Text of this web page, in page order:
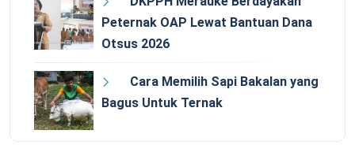
Peternak OAP Lewat Bantuan Dana
Otsus 2026
Cara Memilih Sapi Bakalan yang
Bagus Untuk Ternak